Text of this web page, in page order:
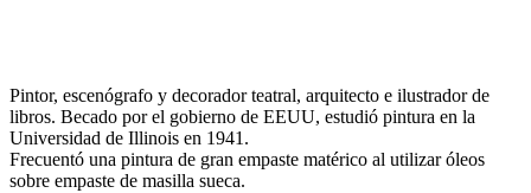
Pintor, escenógrafo y decorador teatral, arquitecto e ilustrador de
libros. Becado por el gobierno de EEUU, estudió pintura en la
Universidad de Illinois en 1941.
Frecuentó una pintura de gran empaste matérico al utilizar óleos
sobre empaste de masilla sueca.